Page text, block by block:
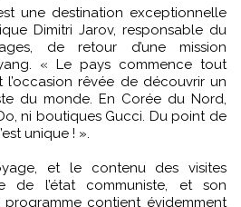
une destination exceptionnelle
Dimitri Jarov, responsable du
de retour d’une mission
« Le pays commence tout
l’occasion rêvée de découvrir un
du monde. En Corée du Nord,
ni boutiques Gucci. Du point de
unique ! ».
et le contenu des visites
de l’état communiste, et son
contient évidemment